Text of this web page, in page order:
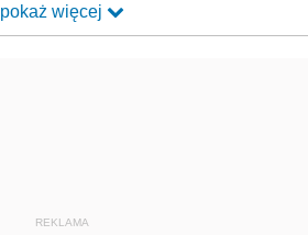
pokaż więcej
REKLAMA